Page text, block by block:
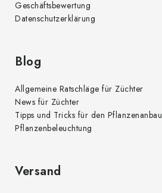
Geschäftsbewertung
Datenschutzerklärung
Blog
Allgemeine Ratschläge für Züchter
News für Züchter
Tipps und Tricks für den Pflanzenanbau
Pflanzenbeleuchtung
Versand